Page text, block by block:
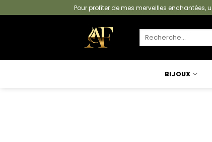
au
Pour profiter de mes merveilles
Recherche
BIJOUX